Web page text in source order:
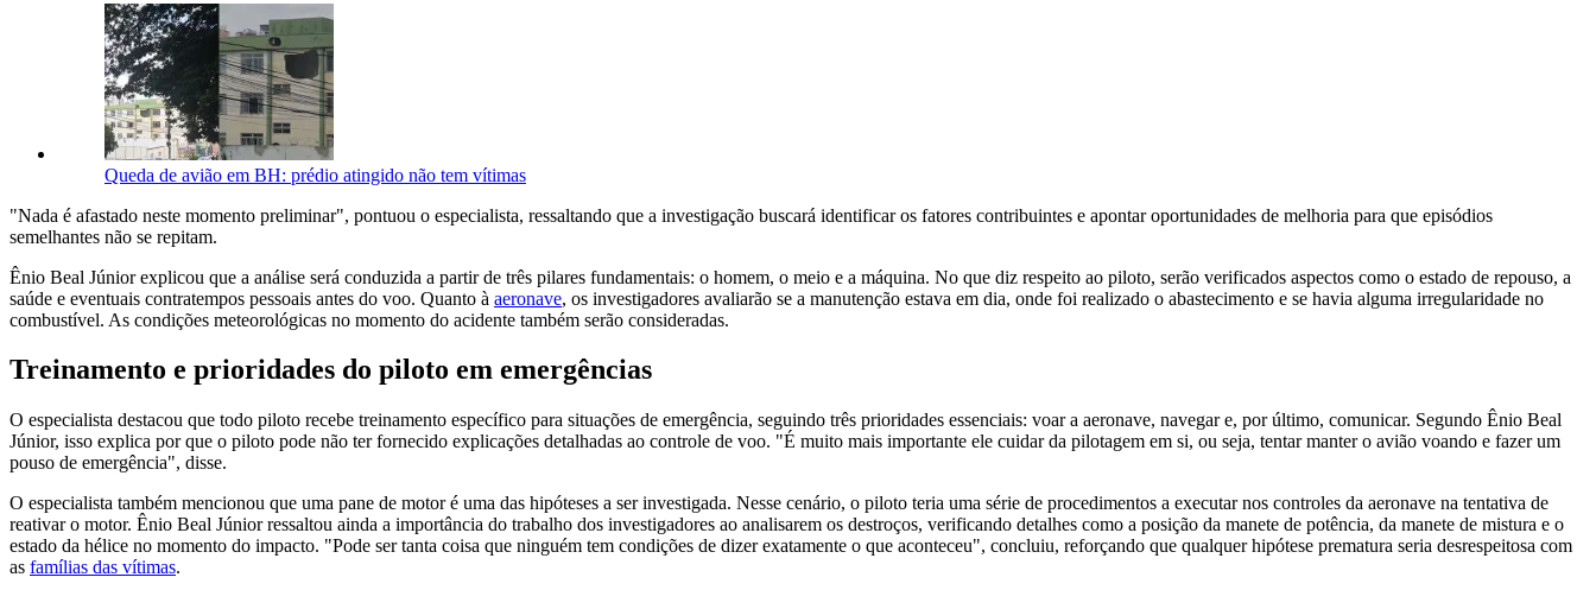
Queda de avião em BH: prédio atingido não tem vítimas
"Nada é afastado neste momento preliminar", pontuou o especialista, ressaltando que a investigação buscará identificar os fatores contribuintes e apontar oportunidades de melhoria para que episódios
semelhantes não se repitam.
Ênio Beal Júnior explicou que a análise será conduzida a partir de três pilares fundamentais: o homem, o meio e a máquina. No que diz respeito ao piloto, serão verificados aspectos como o estado de repouso, a
saúde e eventuais contratempos pessoais antes do voo. Quanto à aeronave, os investigadores avaliarão se a manutenção estava em dia, onde foi realizado o abastecimento e se havia alguma irregularidade no
combustível. As condições meteorológicas no momento do acidente também serão consideradas.
Treinamento e prioridades do piloto em emergências
O especialista destacou que todo piloto recebe treinamento específico para situações de emergência, seguindo três prioridades essenciais: voar a aeronave, navegar e, por último, comunicar. Segundo Ênio Beal
Júnior, isso explica por que o piloto pode não ter fornecido explicações detalhadas ao controle de voo. "É muito mais importante ele cuidar da pilotagem em si, ou seja, tentar manter o avião voando e fazer um
pouso de emergência", disse.
O especialista também mencionou que uma pane de motor é uma das hipóteses a ser investigada. Nesse cenário, o piloto teria uma série de procedimentos a executar nos controles da aeronave na tentativa de
reativar o motor. Ênio Beal Júnior ressaltou ainda a importância do trabalho dos investigadores ao analisarem os destroços, verificando detalhes como a posição da manete de potência, da manete de mistura e o
estado da hélice no momento do impacto. "Pode ser tanta coisa que ninguém tem condições de dizer exatamente o que aconteceu", concluiu, reforçando que qualquer hipótese prematura seria desrespeitosa com
as famílias das vítimas.